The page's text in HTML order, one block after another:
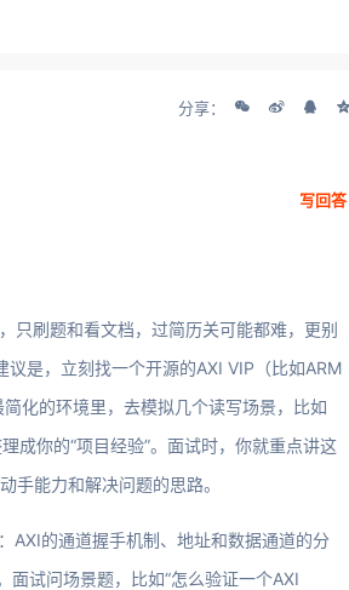
分享：
写回答
只刷题和看文档，过简历关可能都难，更别
是，立刻找一个开源的AXI VIP（比如ARM
化的环境里，去模拟几个读写场景，比如
成你的“项目经验”。面试时，你就重点讲这
手能力和解决问题的思路。
AXI的通道握手机制、地址和数据通道的分
试问场景题，比如“怎么验证一个AXI